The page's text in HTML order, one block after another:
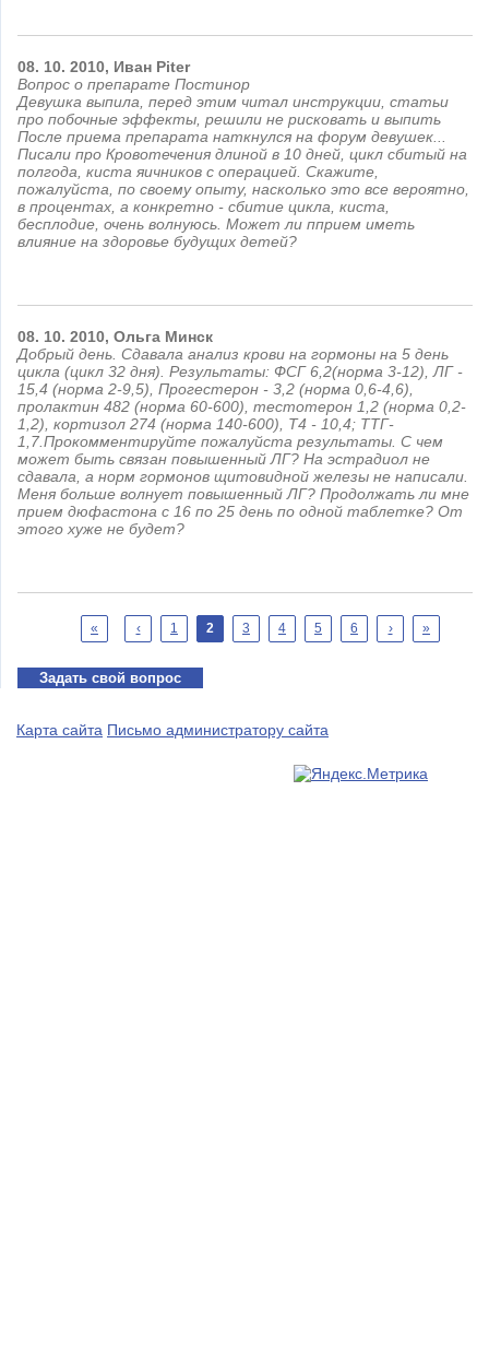
08. 10. 2010, Иван Piter
Вопрос о препарате Постинор
Девушка выпила, перед этим читал инструкции, статьи
про побочные эффекты, решили не рисковать и выпить
После приема препарата наткнулся на форум девушек...
Писали про Кровотечения длиной в 10 дней, цикл сбитый на
полгода, киста яичников с операцией. Скажите,
пожалуйста, по своему опыту, насколько это все вероятно,
в процентах, а конкретно - сбитие цикла, киста,
бесплодие, очень волнуюсь. Может ли пприем иметь
влияние на здоровье будущих детей?
08. 10. 2010, Ольга Минск
Добрый день. Сдавала анализ крови на гормоны на 5 день
цикла (цикл 32 дня). Результаты: ФСГ 6,2(норма 3-12), ЛГ -
15,4 (норма 2-9,5), Прогестерон - 3,2 (норма 0,6-4,6),
пролактин 482 (норма 60-600), тестотерон 1,2 (норма 0,2-
1,2), кортизол 274 (норма 140-600), Т4 - 10,4; ТТГ-
1,7.Прокомментируйте пожалуйста результаты. С чем
может быть связан повышенный ЛГ? На эстрадиол не
сдавала, а норм гормонов щитовидной железы не написали.
Меня больше волнует повышенный ЛГ? Продолжать ли мне
прием дюфастона с 16 по 25 день по одной таблетке? От
этого хуже не будет?
Страницы
« ‹ 1 2 3 4 5 6 › »
Задать свой вопрос
Карта сайта Письмо администратору сайта